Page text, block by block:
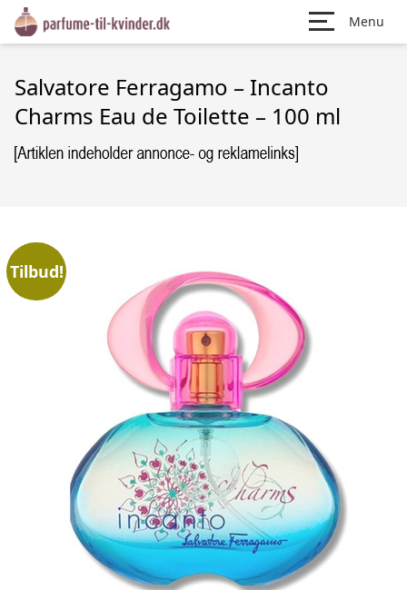
Menu
Salvatore Ferragamo – Incanto
Charms Eau de Toilette – 100 ml
Tilbud!